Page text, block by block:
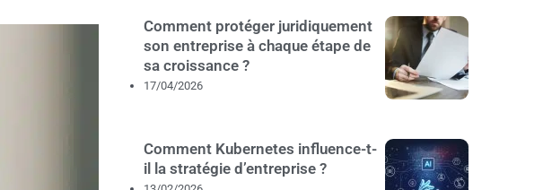
Comment protéger juridiquement
son entreprise à chaque étape de
sa croissance ?
17/04/2026
Comment Kubernetes influence-t-
il la stratégie d’entreprise ?